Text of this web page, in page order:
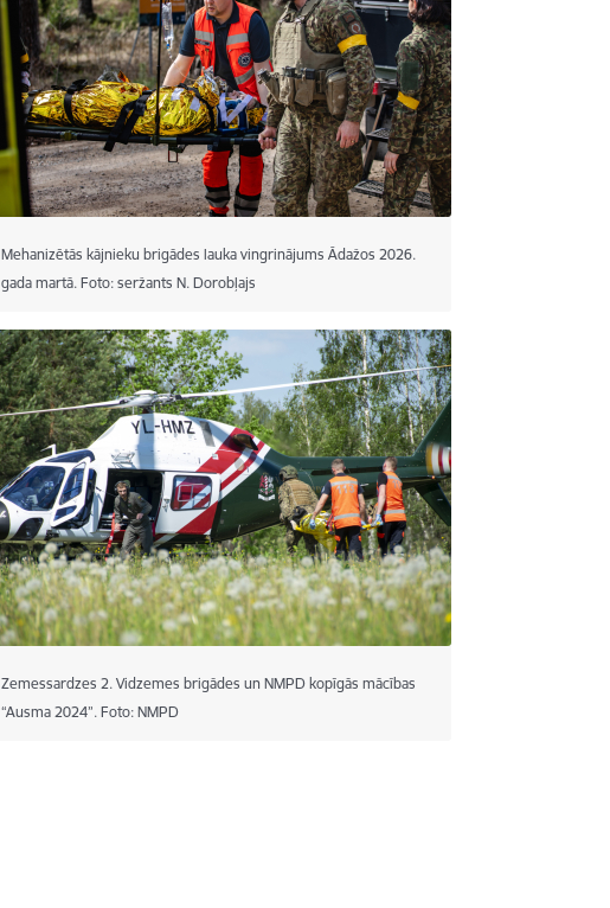
Mehanizētās kājnieku brigādes lauka vingrinājums Ādažos 2026.
gada martā. Foto: seržants N. Dorobļajs
Zemessardzes 2. Vidzemes brigādes un NMPD kopīgās mācības
“Ausma 2024”. Foto: NMPD